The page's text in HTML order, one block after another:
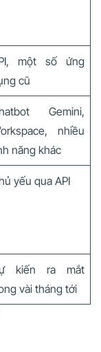
một số ứng
cũ
Gemini,
nhiều
năng khác
yếu qua API
kiến ra mắt
vài tháng tới